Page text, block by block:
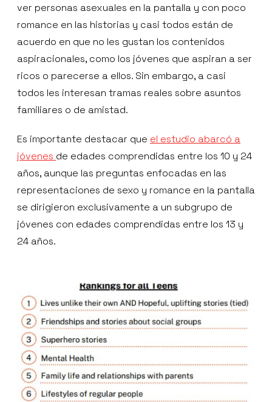
ver personas asexuales en la pantalla y con poco
romance en las historias y casi todos están de
acuerdo en que no les gustan los contenidos
aspiracionales, como los jóvenes que aspiran a ser
ricos o parecerse a ellos. Sin embargo, a casi
todos les interesan tramas reales sobre asuntos
familiares o de amistad.
Es importante destacar que el estudio abarcó a
jóvenes de edades comprendidas entre los 10 y 24
años, aunque las preguntas enfocadas en las
representaciones de sexo y romance en la pantalla
se dirigieron exclusivamente a un subgrupo de
jóvenes con edades comprendidas entre los 13 y
24 años.